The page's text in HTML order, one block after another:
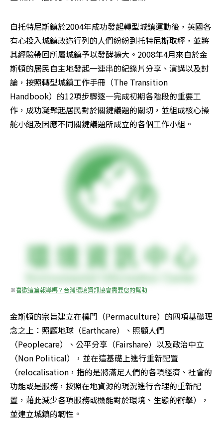
自托特尼斯鎮於2004年成功發起轉型城鎮運動後，英國各
有心投入城鎮改造行列的人們紛紛到托特尼斯取經，並將
其經驗帶回所屬城鎮予以發酵擴大。2008年4月來自於金
斯頓的居民自主地發起一連串的紀錄片分享、演講以及討
論，按照轉型城鎮工作手冊（The Transition
Handbook）的12項步驟逐一完成初期各階段的重要工
作，成功凝聚起居民對於關鍵議題的關切，並組成核心操
舵小組及因應不同關鍵議題所成立的各個工作小組。
※喜歡這篇報導嗎？台灣環境資訊協會需要您的幫助
金斯頓的宗旨建立在樸門（Permaculture）的四項基礎理
念之上：照顧地球（Earthcare）、照顧人們
（Peoplecare）、公平分享（Fairshare）以及政治中立
（Non Political），並在這基礎上進行重新配置
（relocalisation，指的是將滿足人們的各項經濟、社會的
功能或是服務，按照在地資源的現況進行合理的重新配
置，藉此減少各項服務或機能對於環境、生態的衝擊），
並建立城鎮的韌性。